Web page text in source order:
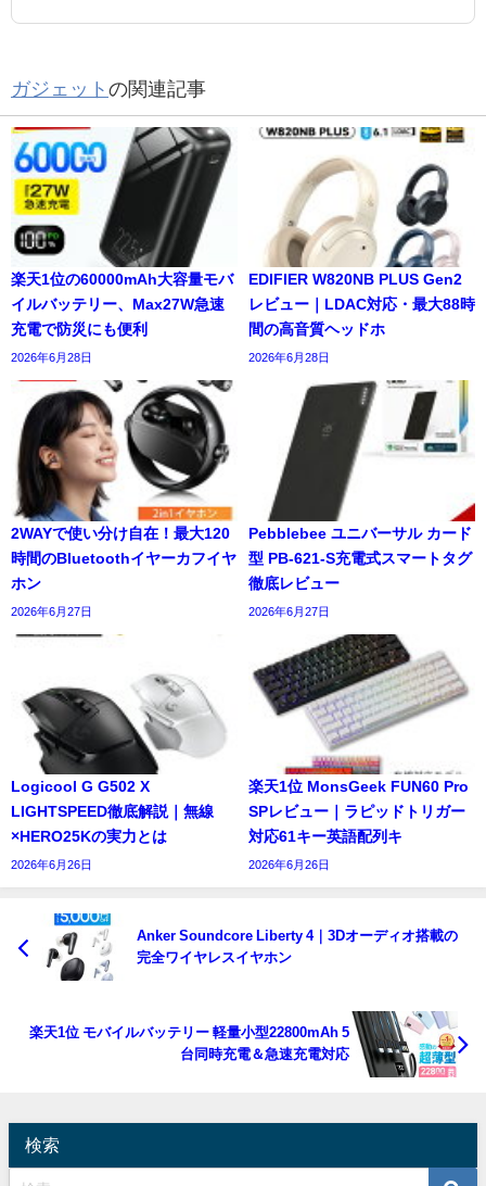
ガジェット の関連記事
楽天1位の60000mAh大容量モバ
イルバッテリー、Max27W急速
充電で防災にも便利
2026年6月28日
EDIFIER W820NB PLUS Gen2
レビュー｜LDAC対応・最大88時
間の高音質ヘッドホ
2026年6月28日
2WAYで使い分け自在！最大120
時間のBluetoothイヤーカフイヤ
ホン
2026年6月27日
Pebblebee ユニバーサル カード
型 PB-621-S充電式スマートタグ
徹底レビュー
2026年6月27日
Logicool G G502 X
LIGHTSPEED徹底解説｜無線
×HERO25Kの実力とは
2026年6月26日
楽天1位 MonsGeek FUN60 Pro
SPレビュー｜ラピッドトリガー
対応61キー英語配列キ
2026年6月26日
Anker Soundcore Liberty 4｜3Dオーディオ搭載の
完全ワイヤレスイヤホン
楽天1位 モバイルバッテリー 軽量小型22800mAh 5
台同時充電＆急速充電対応
検索